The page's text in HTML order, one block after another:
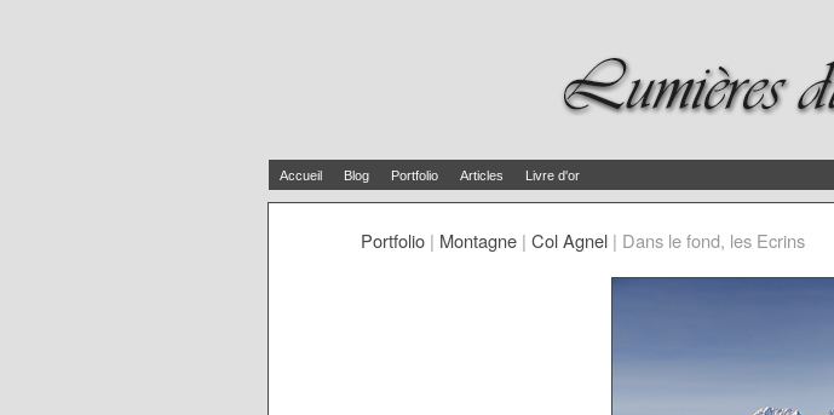
Accueil Blog Portfolio Articles Livre d'or
Portfolio | Montagne | Col Agnel | Dans le fond, les Ecrins